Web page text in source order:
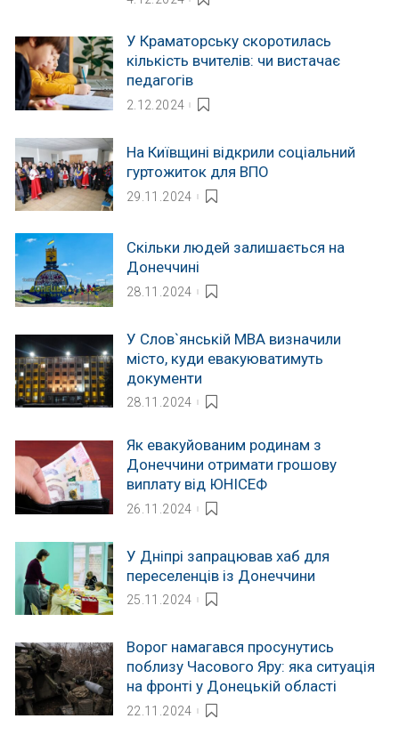
У Краматорську скоротилась
кількість вчителів: чи вистачає
педагогів
2.12.2024
На Київщині відкрили соціальний
гуртожиток для ВПО
29.11.2024
Скільки людей залишається на
Донеччині
28.11.2024
У Слов`янській МВА визначили
місто, куди евакуюватимуть
документи
28.11.2024
Як евакуйованим родинам з
Донеччини отримати грошову
виплату від ЮНІСЕФ
26.11.2024
У Дніпрі запрацював хаб для
переселенців із Донеччини
25.11.2024
Ворог намагався просунутись
поблизу Часового Яру: яка ситуація
на фронті у Донецькій області
22.11.2024